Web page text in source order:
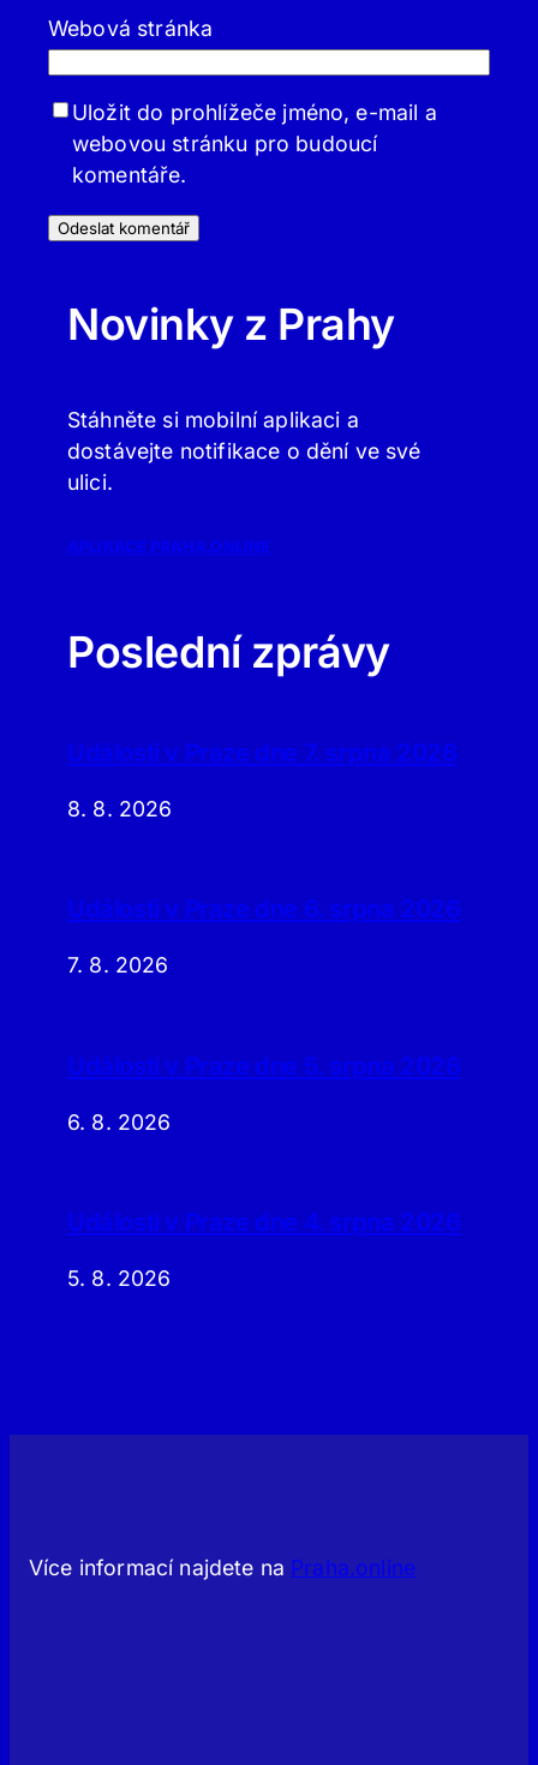
Webová stránka
Uložit do prohlížeče jméno, e-mail a
webovou stránku pro budoucí
komentáře.
Novinky z Prahy
Stáhněte si mobilní aplikaci a
dostávejte notifikace o dění ve své
ulici.
APLIKACE PRAHA.ONLINE
Poslední zprávy
Události v Praze dne 7. srpna 2026
8. 8. 2026
Události v Praze dne 6. srpna 2026
7. 8. 2026
Události v Praze dne 5. srpna 2026
6. 8. 2026
Události v Praze dne 4. srpna 2026
5. 8. 2026
Více informací najdete na Praha.online